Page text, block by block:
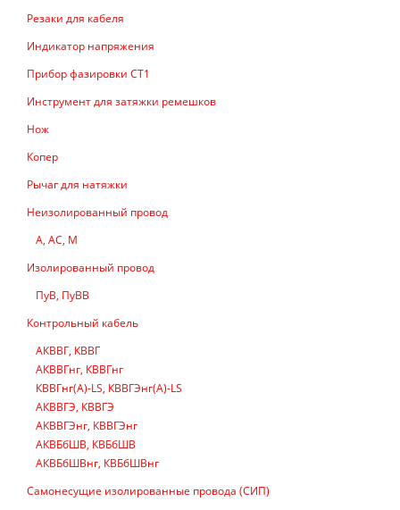
Резаки для кабеля
Индикатор напряжения
Прибор фазировки СТ1
Инструмент для затяжки ремешков
Нож
Копер
Рычаг для натяжки
Неизолированный провод
А, АС, М
Изолированный провод
ПуВ, ПуВВ
Контрольный кабель
АКВВГ, КВВГ
АКВВГнг, КВВГнг
КВВГнг(А)-LS, КВВГЭнг(А)-LS
АКВВГЭ, КВВГЭ
АКВВГЭнг, КВВГЭнг
АКВБбШВ, КВБбШВ
АКВБбШВнг, КВБбШВнг
Самонесущие изолированные провода (СИП)